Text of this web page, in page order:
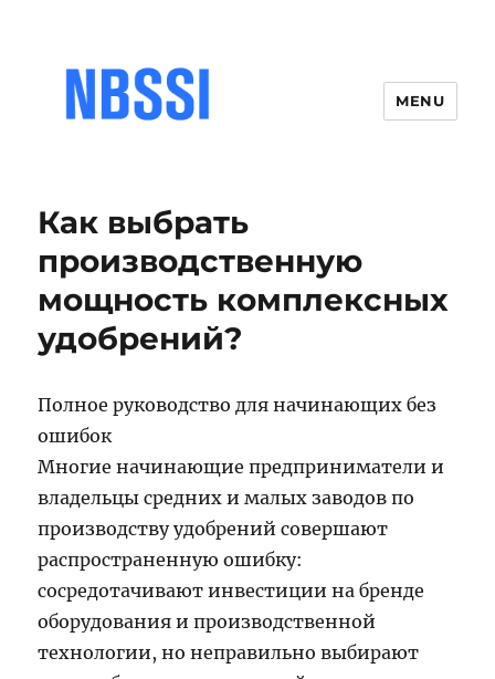
MENU
Как выбрать
производственную
мощность комплексных
удобрений?
Полное руководство для начинающих без
ошибок
Многие начинающие предприниматели и
владельцы средних и малых заводов по
производству удобрений совершают
распространенную ошибку:
сосредотачивают инвестиции на бренде
оборудования и производственной
технологии, но неправильно выбирают